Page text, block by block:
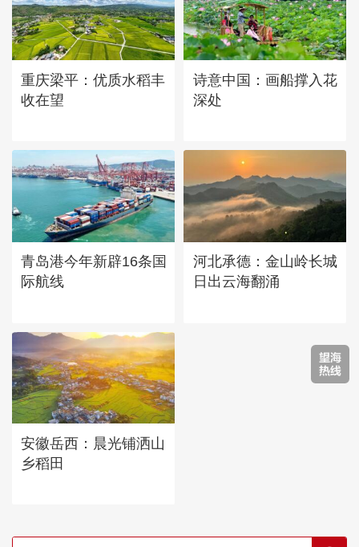
重庆梁平：优质水稻丰
收在望
诗意中国：画船撑入花
深处
青岛港今年新辟16条国
际航线
河北承德：金山岭长城
日出云海翻涌
安徽岳西：晨光铺洒山
乡稻田